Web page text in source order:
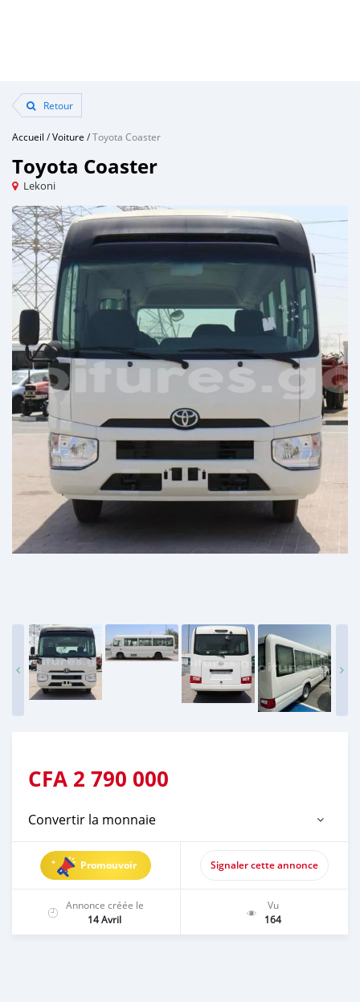
Retour
Accueil /Voiture /Toyota Coaster
Toyota Coaster
Lekoni
CFA 2 790 000
Convertir la monnaie
Promouvoir Signaler cette annonce
Annonce créée le
14 Avril
Vu
164